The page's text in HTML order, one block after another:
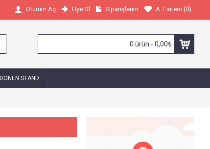
Oturum Aç Üye Ol Siparişlerim A. Listem (0)
0 ürün - 0,00₺
DÖNEN STAND